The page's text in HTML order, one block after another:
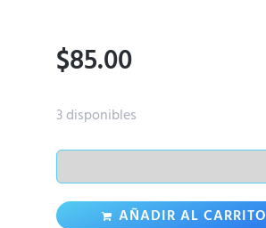
$85.00
3 disponibles
AÑADIR AL CARRITO